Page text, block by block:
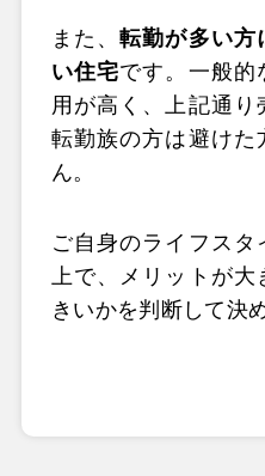
また、転勤が多い方
い住宅です。一般的
用が高く、上記通
転勤族の方は避けた
ん。
ご自身のライフスタ
上で、メリットが大
きいかを判断して決